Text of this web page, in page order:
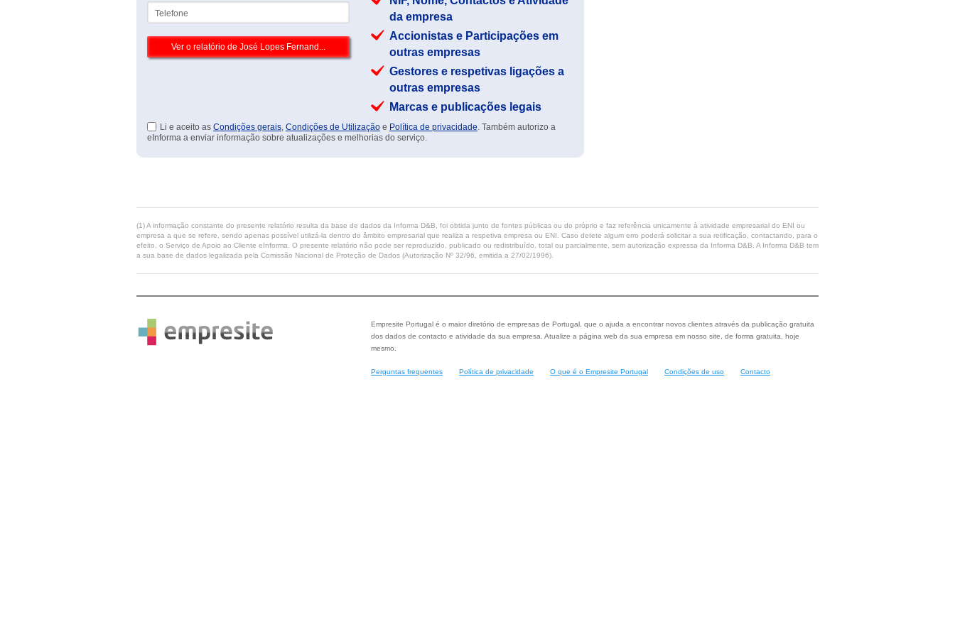
da empresa
Accionistas e Participações em
outras empresas
Gestores e respetivas ligações a
outras empresas
Marcas e publicações legais
Li e aceito as Condições gerais, Condições de Utilização e Política de privacidade. Também autorizo a
eInforma a enviar informação sobre atualizações e melhorias do serviço.
(1) A informação constante do presente relatório resulta da base de dados da Informa D&B, foi obtida junto de fontes públicas ou do próprio e faz referência unicamente à atividade empresarial do ENI ou
empresa a que se refere, sendo apenas possível utilizá-la dentro do âmbito empresarial que realiza a respetiva empresa ou ENI. Caso detete algum erro poderá solicitar a sua retificação, contactando, para o
efeito, o Serviço de Apoio ao Cliente eInforma. O presente relatório não pode ser reproduzido, publicado ou redistribuído, total ou parcialmente, sem autorização expressa da Informa D&B. A Informa D&B tem
a sua base de dados legalizada pela Comissão Nacional de Proteção de Dados (Autorização Nº 32/96, emitida a 27/02/1996).
Empresite Portugal é o maior diretório de empresas de Portugal, que o ajuda a encontrar novos clientes através da publicação gratuita
dos dados de contacto e atividade da sua empresa. Atualize a página web da sua empresa em nosso site, de forma gratuita, hoje
mesmo.
Perguntas frequentes Política de privacidade O que é o Empresite Portugal Condições de uso Contacto